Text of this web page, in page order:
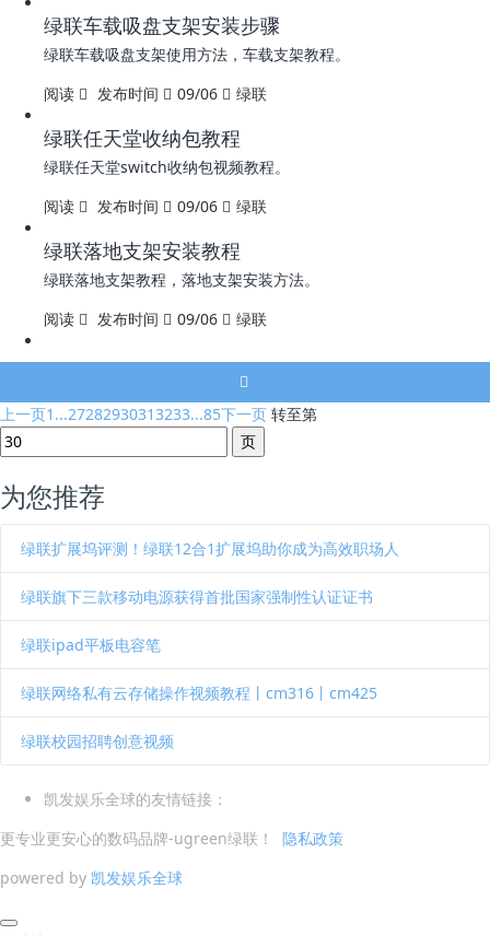
绿联车载吸盘支架安装步骤
绿联车载吸盘支架使用方法，车载支架教程。
阅读
发布时间 09/06 绿联
绿联任天堂收纳包教程
绿联任天堂switch收纳包视频教程。
阅读
发布时间 09/06 绿联
绿联落地支架安装教程
绿联落地支架教程，落地支架安装方法。
阅读
发布时间 09/06 绿联
上一页1...27282930313233...85下一页 转至第
为您推荐
绿联扩展坞评测！绿联12合1扩展坞助你成为高效职场人
绿联旗下三款移动电源获得首批国家强制性认证证书
绿联ipad平板电容笔
绿联网络私有云存储操作视频教程丨cm316丨cm425
绿联校园招聘创意视频
凯发娱乐全球的友情链接：
更专业更安心的数码品牌-ugreen绿联！ 隐私政策
powered by 凯发娱乐全球